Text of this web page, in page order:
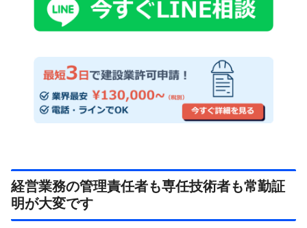
経営業務の管理責任者も専任技術者も常勤証
明が大変です